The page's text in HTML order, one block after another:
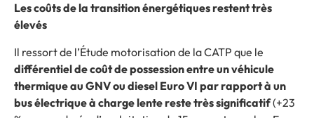
Les coûts de la transition énergétiques restent très
élevés
Il ressort de l’Étude motorisation de la CATP que le
différentiel de coût de possession entre un véhicule
thermique au GNV ou diesel Euro VI par rapport à un
bus électrique à charge lente reste très significatif(+23